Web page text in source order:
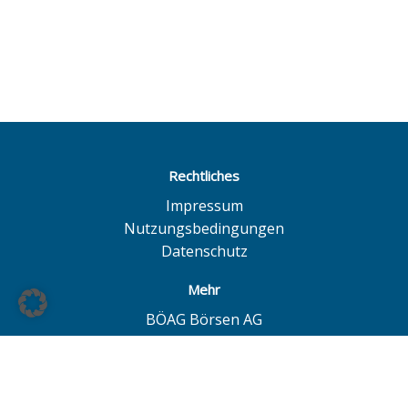
Rechtliches
Impressum
Nutzungsbedingungen
Datenschutz
Mehr
BÖAG Börsen AG
Börse Hamburg